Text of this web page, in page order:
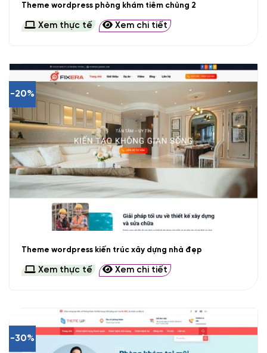
Theme wordpress phòng khám tiêm chủng 2
Xem thực tế Xem chi tiết
-20%
Theme wordpress kiến trúc xây dựng nhà đẹp
Xem thực tế Xem chi tiết
-30%